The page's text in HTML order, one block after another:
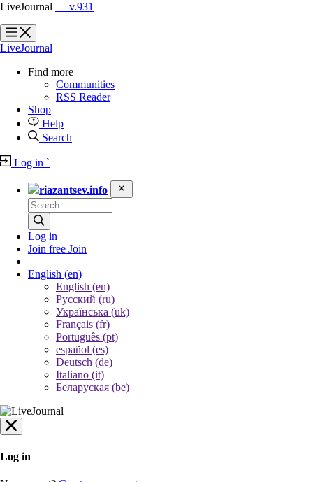
LiveJournal — v.931
?
?
LiveJournal
Find more
Communities
RSS Reader
Shop
Help
Search
Log in `
riazantsev.info
Log in
Join free Join
English (en)
English (en)
Русский (ru)
Українська (uk)
Français (fr)
Português (pt)
español (es)
Deutsch (de)
Italiano (it)
Беларуская (be)
Log in